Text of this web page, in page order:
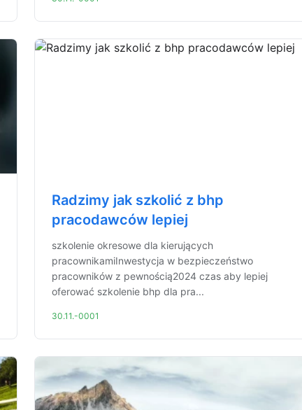
Radzimy jak szkolić z bhp
pracodawców lepiej
szkolenie okresowe dla kierujących
pracownikamiInwestycja w bezpieczeństwo
pracowników z pewnością2024 czas aby lepiej
oferować szkolenie bhp dla pra...
30.11.-0001